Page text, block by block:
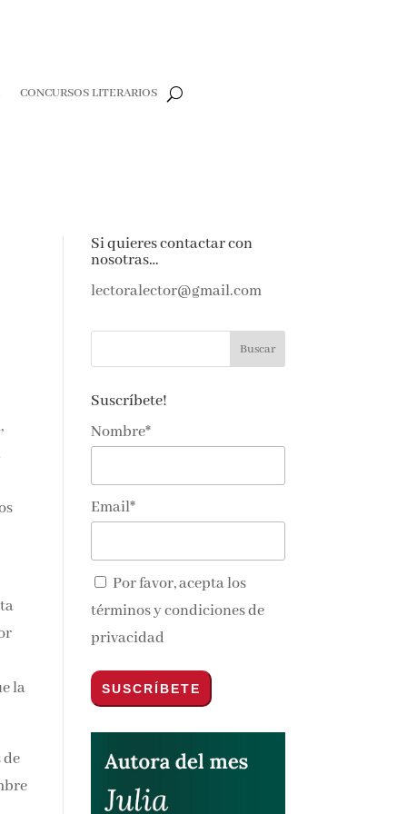
CONCURSOS LITERARIOS
Si quieres contactar con
nosotras…
lectoralector@gmail.com
Suscríbete!
Nombre*
Email*
Por favor, acepta los
términos y condiciones de
privacidad